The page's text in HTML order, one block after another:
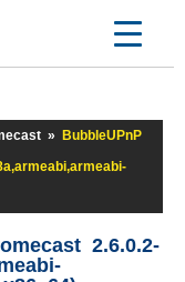
»
BubbleUPnP
2.6.0.2-